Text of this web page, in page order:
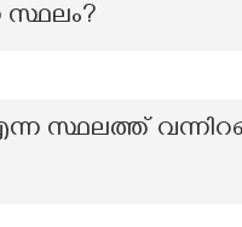
സ്ഥലത്ത്